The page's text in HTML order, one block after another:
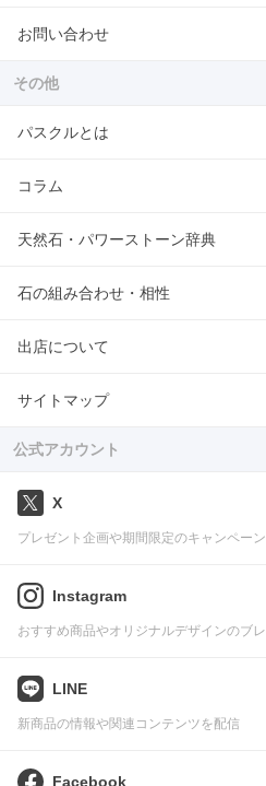
お問い合わせ
その他
パスクルとは
コラム
天然石・パワーストーン辞典
石の組み合わせ・相性
出店について
サイトマップ
公式アカウント
X
プレゼント企画や期間限定のキャンペー
Instagram
おすすめ商品やオリジナルデザインのブ
LINE
新商品の情報や関連コンテンツを配信
Facebook